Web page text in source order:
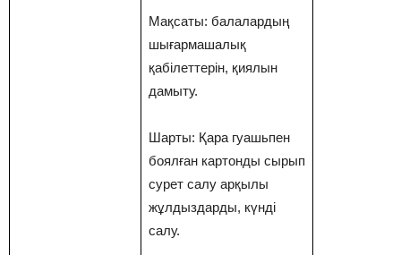
Мақсаты: балалардың
шығармашалық
қабілеттерін, қиялын
дамыту.
Шарты: Қара гуашьпен
боялған картонды сырып
сурет салу арқылы
жұлдыздарды, күнді
салу.